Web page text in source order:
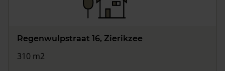
Regenwulpstraat 16, Zierikzee
310 m2